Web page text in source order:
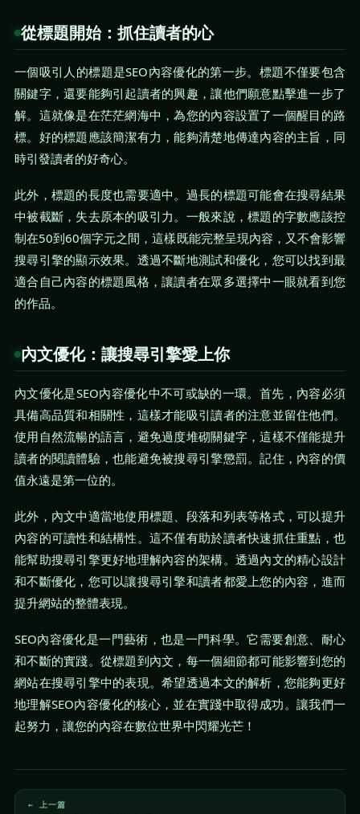
從標題開始：抓住讀者的心
一個吸引人的標題是SEO內容優化的第一步。標題不僅要包含
關鍵字，還要能夠引起讀者的興趣，讓他們願意點擊進一步了
解。這就像是在茫茫網海中，為您的內容設置了一個醒目的路
標。好的標題應該簡潔有力，能夠清楚地傳達內容的主旨，同
時引發讀者的好奇心。
此外，標題的長度也需要適中。過長的標題可能會在搜尋結果
中被截斷，失去原本的吸引力。一般來說，標題的字數應該控
制在50到60個字元之間，這樣既能完整呈現內容，又不會影響
搜尋引擎的顯示效果。透過不斷地測試和優化，您可以找到最
適合自己內容的標題風格，讓讀者在眾多選擇中一眼就看到您
的作品。
內文優化：讓搜尋引擎愛上你
內文優化是SEO內容優化中不可或缺的一環。首先，內容必須
具備高品質和相關性，這樣才能吸引讀者的注意並留住他們。
使用自然流暢的語言，避免過度堆砌關鍵字，這樣不僅能提升
讀者的閱讀體驗，也能避免被搜尋引擎懲罰。記住，內容的價
值永遠是第一位的。
此外，內文中適當地使用標題、段落和列表等格式，可以提升
內容的可讀性和結構性。這不僅有助於讀者快速抓住重點，也
能幫助搜尋引擎更好地理解內容的架構。透過內文的精心設計
和不斷優化，您可以讓搜尋引擎和讀者都愛上您的內容，進而
提升網站的整體表現。
SEO內容優化是一門藝術，也是一門科學。它需要創意、耐心
和不斷的實踐。從標題到內文，每一個細節都可能影響到您的
網站在搜尋引擎中的表現。希望透過本文的解析，您能夠更好
地理解SEO內容優化的核心，並在實踐中取得成功。讓我們一
起努力，讓您的內容在數位世界中閃耀光芒！
← 上一篇